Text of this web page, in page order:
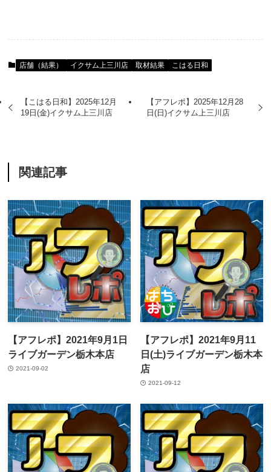
店舗（結果） イクサム上三川店 取材結果 こはる日和
【こはる日和】2025年12月
19日(金)イクサム上三川店
【アフレポ】2025年12月28
日(日)イクサム上三川店
関連記事
【アフレポ】2021年9月1日
ライブガーデン栃木本店
2021-09-02
【アフレポ】2021年9月11
日(土)ライブガーデン栃木本
店
2021-09-12